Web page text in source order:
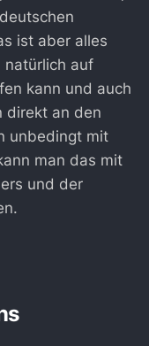
ist aber alles
natürlich auf
kann und auch
direkt an den
unbedingt mit
man das mit
und der